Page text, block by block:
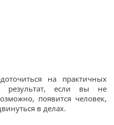
на практичных
результат, если вы не
появится человек,
в делах.